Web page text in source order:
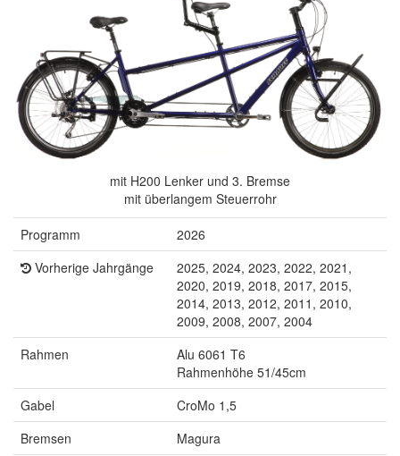
mit H200 Lenker und 3. Bremse
mit überlangem Steuerrohr
Programm
2026
Vorherige Jahrgänge
2025, 2024, 2023, 2022, 2021,
2020, 2019, 2018, 2017, 2015,
2014, 2013, 2012, 2011, 2010,
2009, 2008, 2007, 2004
Rahmen
Alu 6061 T6
Rahmenhöhe 51/45cm
Gabel
CroMo 1,5
Bremsen
Magura